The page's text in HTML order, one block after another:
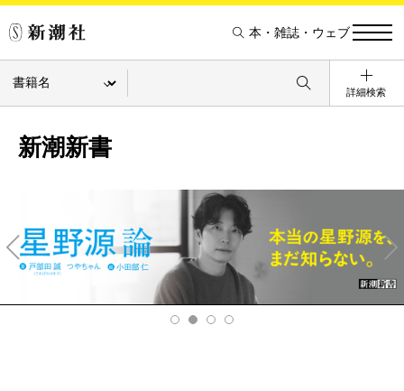
本・雑誌・ウェブ
詳細検索
新潮新書
v
Ne
xt